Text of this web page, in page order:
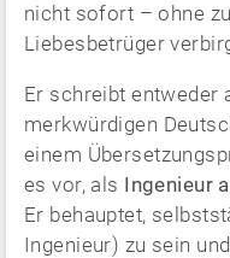
nicht sofort – ohne
Liebesbetrüger
Er schreibt entweder
merkwürdigen
einem
es vor, als Ingenieur
Er behauptet,
Ingenieur) zu sein